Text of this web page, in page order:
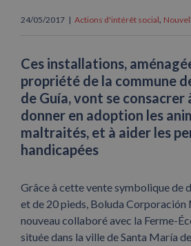
24/05/2017 | Actions d'intérêt social,
Ces installations,
propriété de la commune
de Guía, vont se consacrer
donner en adoption les
maltraités, et à aider les
handicapées
Grâce à cette vente symbolique de
et de 20 pieds, Boluda Corporación
nouveau collaboré avec la Ferme-
située dans la ville de Santa María